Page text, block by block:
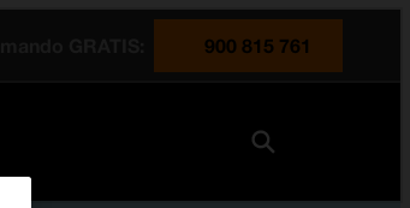
900 815 761